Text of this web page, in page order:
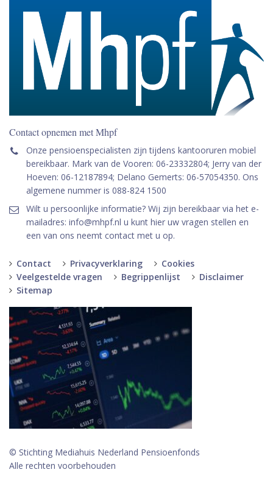
Contact opnemen met Mhpf
Onze pensioenspecialisten zijn tijdens kantooruren mobiel
bereikbaar. Mark van de Vooren: 06-23332804; Jerry van der
Hoeven: 06-12187894; Delano Gemerts: 06-57054350. Ons
algemene nummer is 088-824 1500
Wilt u persoonlijke informatie? Wij zijn bereikbaar via het e-
mailadres: info@mhpf.nl u kunt hier uw vragen stellen en
een van ons neemt contact met u op.
Contact Privacyverklaring
Cookies
Veelgestelde vragen
Begrippenlijst
Disclaimer
Sitemap
© Stichting Mediahuis Nederland Pensioenfonds
Alle rechten voorbehouden